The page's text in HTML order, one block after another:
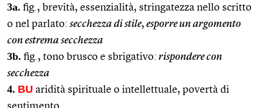
3a. fig., brevità, essenzialità, stringatezza nello scritto
o nel parlato: secchezza di stile, esporre un argomento
con estrema secchezza
3b. fig., tono brusco e sbrigativo: rispondere con
secchezza
4. BU aridità spirituale o intellettuale, povertà di